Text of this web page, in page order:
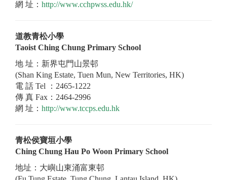
網 址： http://www.cchpwss.edu.hk/
道教青松小學
Taoist Ching Chung Primary School
地 址：新界屯門山景邨
(Shan King Estate, Tuen Mun, New Territories, HK)
電 話 Tel ：2465-1222
傳 真 Fax：2464-2996
網 址： http://www.tccps.edu.hk
青松侯寶垣小學
Ching Chung Hau Po Woon Primary School
地址：大嶼山東涌富東邨